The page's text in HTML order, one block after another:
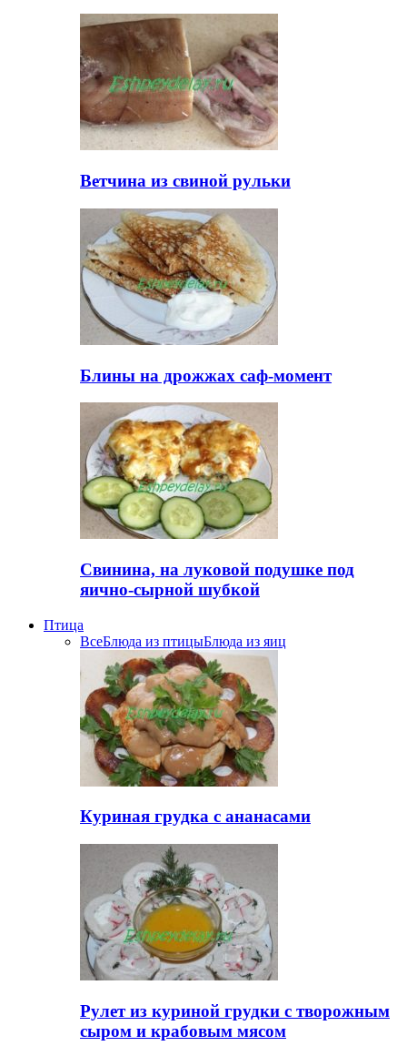
Ветчина из свиной рульки
Блины на дрожжах саф-момент
Свинина, на луковой подушке под
яично-сырной шубкой
Птица
ВсеБлюда из птицыБлюда из яиц
Куриная грудка с ананасами
Рулет из куриной грудки с творожным
сыром и крабовым мясом